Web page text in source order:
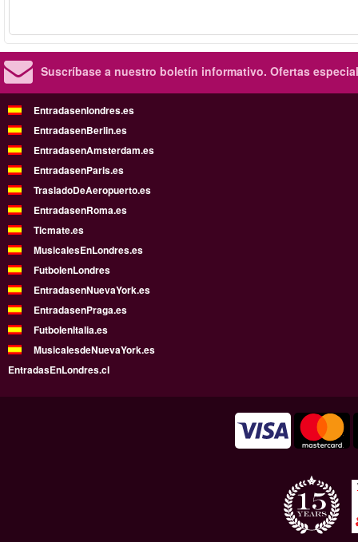
Suscríbase a nuestro boletín informativo. Ofertas
Entradasenlondres.es
EntradasenBerlin.es
EntradasenAmsterdam.es
EntradasenParis.es
TrasladoDeAeropuerto.es
EntradasenRoma.es
Ticmate.es
MusicalesEnLondres.es
FutbolenLondres
EntradasenNuevaYork.es
EntradasenPraga.es
FutbolenItalia.es
MusicalesdeNuevaYork.es
EntradasEnLondres.cl